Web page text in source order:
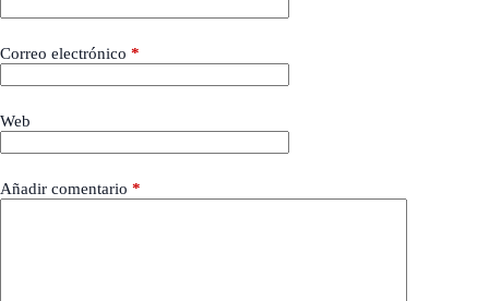
Correo electrónico *
Web
Añadir comentario *